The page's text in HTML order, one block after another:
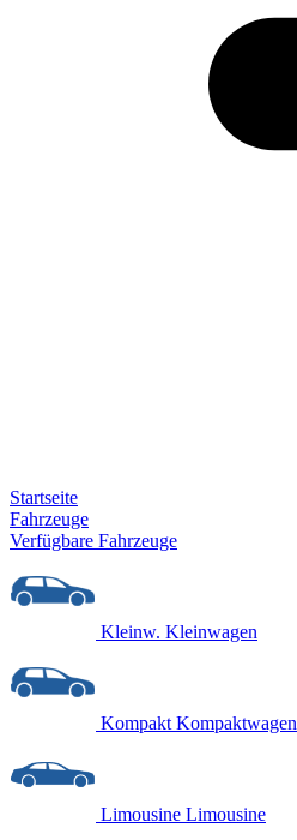
Startseite
Fahrzeuge
Verfügbare Fahrzeuge
Kleinw. Kleinwagen
Kompakt Kompaktwagen
Limousine Limousine